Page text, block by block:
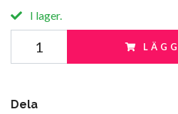
I lager.
Dela